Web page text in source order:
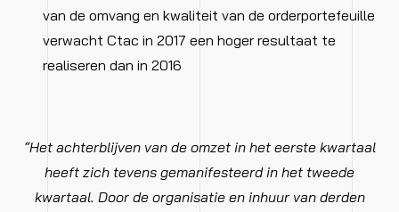
van de omvang en kwaliteit van de orderportefeuille
verwacht Ctac in 2017 een hoger resultaat te
realiseren dan in 2016
“Het achterblijven van de omzet in het eerste kwartaal
heeft zich tevens gemanifesteerd in het tweede
kwartaal. Door de organisatie en inhuur van derden